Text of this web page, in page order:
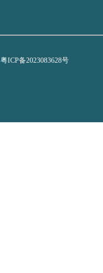
粤ICP备2023083628号